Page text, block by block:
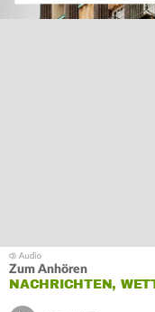
Zum Anhören
NACHRICHTEN,